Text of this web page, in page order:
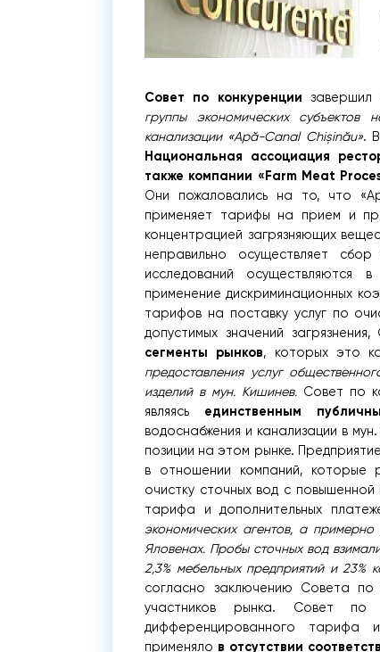
Совет по конкуренции завершил
группы экономических
канализации «Apă-Canal Chișinău».
Национальная ассоциация
также компании «Farm Meat
Они пожаловались на то, что
применяет тарифы на прием и
концентрацией загрязняющих
неправильно осуществляет
исследований осуществляются
применение дискриминационных
тарифов на поставку услуг по
допустимых значений
сегменты рынков, которых это
предоставления услуг
изделий в мун. Кишинев. Совет по
являясь единственным
водоснабжения и канализации в
позиции на этом рынке.
в отношении компаний, которые
очистку сточных вод с
тарифа и дополнительных
экономических агентов, а
Яловенах. Пробы сточных вод
2,3% мебельных предприятий и
согласно заключению Совета по
участников рынка. Совет по
дифференцированного тарифа
применяло в отсутствии